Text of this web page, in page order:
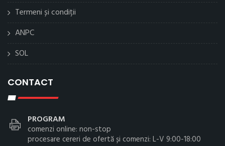
Termeni și condiții
ANPC
SOL
CONTACT
PROGRAM
comenzi online: non-stop
procesare cereri de ofertă și comenzi: L-V 9:00-18:00